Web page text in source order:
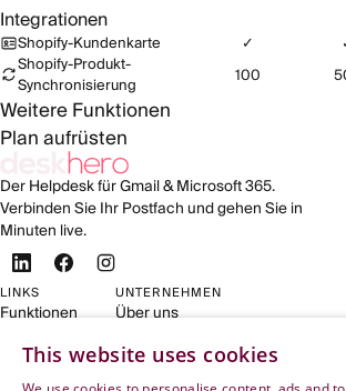
Integrationen
Shopify-Kundenkarte ✓
Shopify-Produkt-
Synchronisierung
100
Weitere Funktionen
Plan aufrüsten
Der Helpdesk für Gmail & Microsoft 365.
Verbinden Sie Ihr Postfach und gehen Sie in
Minuten live.
LINKS
Funktionen
Preise
UNTERNEHMEN
Über uns
Rechtliches
This website uses cookies